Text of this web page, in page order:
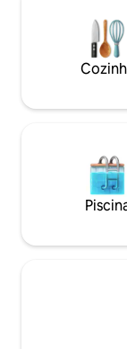
eletrônico •
equipada •
Varanda • 2
manhã em